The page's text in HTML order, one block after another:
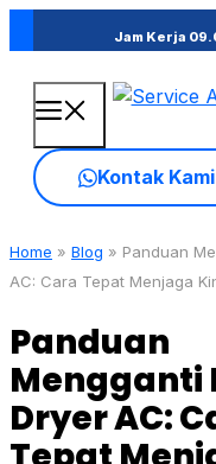
to
content
Jam Kerja
Menu
Kontak Kami
Home » Blog » Panduan
AC: Cara Tepat Menjaga
Panduan
Mengganti
Dryer AC: